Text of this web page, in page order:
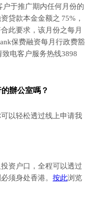
户于推广期内任何月份的
贷款本金金额之 75%，
此要求，该月份之每月
保费融资每月行政费豁
电客户服务热线3898
辦公室嗎？
以轻松透过线上申请我
资户口，全程可以透过
须身处香港。 按此浏览